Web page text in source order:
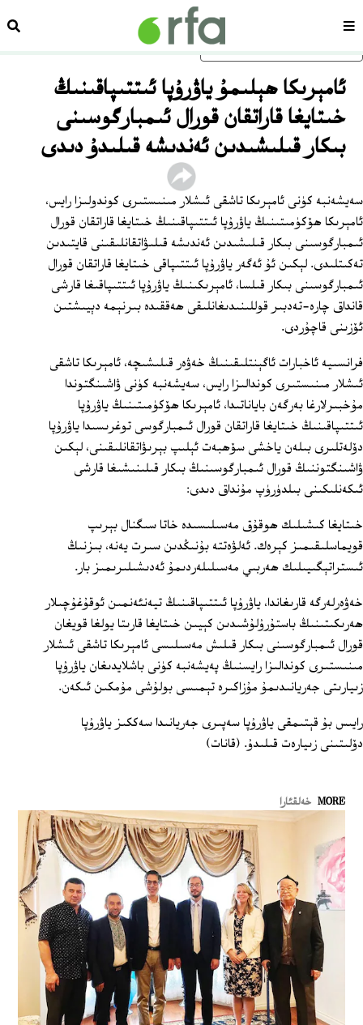
ئاساسلىق مەزمۇنغا ئاتلاڭسەھىپە
ئامېرىكا ھېلىمۇ ياۋرۇپا ئىتتىپاقىنىڭ
خىتايغا قاراتقان قورال ئىمبارگوسىنى
بىكار قىلىشىدىن ئەندىشە قىلىدۇ دىدى
سەيشەنبە كۈنى ئامېرىكا تاشقى ئىشلار مىنىستىرى كوندولىزا رايس،
ئامېرىكا ھۆكۈمىتىنىڭ ياۋرۇپا ئىتتىپاقىنىڭ خىتايغا قاراتقان قورال
ئىمبارگوسىنى بىكار قىلىشىدىن ئەندىشە قىلىۋاتقانلىقىنى قايتىدىن
تەكىتلىدى. لېكىن ئۇ ئەگەر ياۋرۇپا ئىتتىپاقى خىتايغا قاراتقان قورال
ئىمبارگوسىنى بىكار قىلسا، ئامېرىكىنىڭ ياۋرۇپا ئىتتىپاقىغا قارشى
قانداق چارە-تەدبىر قوللىنىدىغانلىقى ھەققىدە بىرنېمە دېيىشتىن
ئۆزىنى قاچۇردى.
فرانسىيە ئاخبارات ئاگېنتلىقىنىڭ خەۋەر قىلىشىچە، ئامېرىكا تاشقى
ئىشلار مىنىستىرى كوندالىزا رايس، سەيشەنبە كۈنى ۋاشىنگتوندا
مۇخبىرلارغا بەرگەن باياناتىدا، ئامېرىكا ھۆكۈمىتىنىڭ ياۋرۇپا
ئىتتىپاقىنىڭ خىتايغا قاراتقان قورال ئىمبارگوسى توغرىسىدا ياۋرۇپا
دۆلەتلىرى بىلەن ياخشى سۆھبەت ئېلىپ بېرىۋاتقانلىقىنى، لېكىن
ۋاشىنگتوننىڭ قورال ئىمبارگوسىنىڭ بىكار قىلىنىشىغا قارشى
ئىكەنلىكىنى بىلدۈرۈپ مۇنداق دىدى:
خىتايغا كىشىلىك ھوقۇق مەسىلىسىدە خاتا سىگنال بېرىپ
قويماسلىقىمىز كېرەك. ئەلۋەتتە بۇنىڭدىن سىرت يەنە، بىزنىڭ
ئىستراتېگىيىلىك ھەربىي مەسىلىلەردىمۇ ئەدىشىلىرىمىز بار.
خەۋەرلەرگە قارىغاندا، ياۋرۇپا ئىتتىپاقىنىڭ تيەنئەنمىن ئوقۇغۇچىلار
ھەرىكىتىنىڭ باستۇرۇلۇشىدىن كېيىن خىتايغا قارىتا يولغا قويغان
قورال ئىمبارگوسىنى بىكار قىلىش مەسىلىسى ئامېرىكا تاشقى ئىشلار
مىنىستىرى كوندالىزا رايسنىڭ پەيشەنبە كۈنى باشلايدىغان ياۋرۇپا
زىيارىتى جەريانىدىمۇ مۇزاكىرە تېمىسى بولۇشى مۇمكىن ئىكەن.
رايىس بۇ قېتىمقى ياۋرۇپا سەپىرى جەريانىدا سەككىز ياۋرۇپا
دۆلىتىنى زىيارەت قىلىدۇ. (قانات)
MORE خەلقئارا